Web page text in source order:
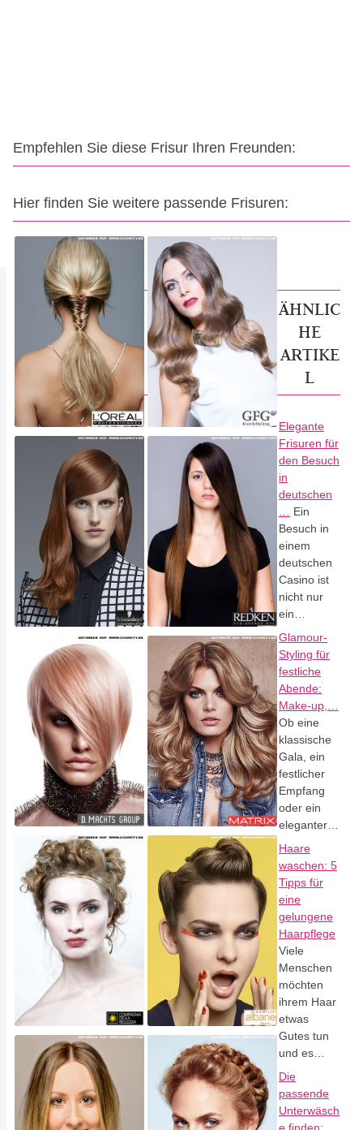
Empfehlen Sie diese Frisur Ihren Freunden:
Hier finden Sie weitere passende Frisuren:
ÄHNLIC
HE
ARTIKE
L
Elegante
Frisuren für
den Besuch
in
deutschen
Ein
Besuch in
einem
deutschen
Casino ist
nicht nur
ein…
Glamour-
Styling für
festliche
Abende:
Make-up,…
Ob eine
klassische
Gala, ein
festlicher
Empfang
oder ein
eleganter…
Haare
waschen: 5
Tipps für
eine
gelungene
Haarpflege
Viele
Menschen
möchten
ihrem Haar
etwas
Gutes tun
und es…
Die
passende
Unterwäsch